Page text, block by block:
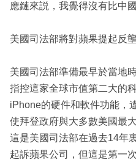
應鏈來説，我覺得沒有比中
美國司法部將對蘋果提起反
美國司法部準備最早於當地
指控這家全球市值第二大的
iPhone的硬件和軟件功能，
使拜登政府與大多數美國最
這是美國司法部在過去14年
起訴蘋果公司，但這是第一